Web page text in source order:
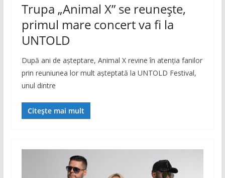
Trupa „Animal X” se reunește,
primul mare concert va fi la
UNTOLD
După ani de așteptare, Animal X revine în atenția fanilor
prin reuniunea lor mult așteptată la UNTOLD Festival,
unul dintre
Citește mai mult